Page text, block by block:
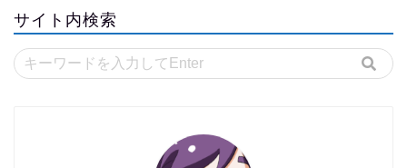
サイト内検索